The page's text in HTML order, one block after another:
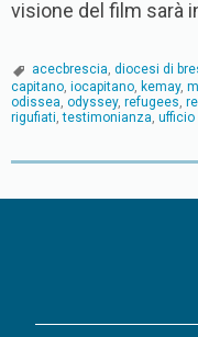
visione del film sarà
acecbrescia diocesi di
capitano iocapitano kemay,
odissea odyssey, refugees
rigufiati ,testimonianza ufficio